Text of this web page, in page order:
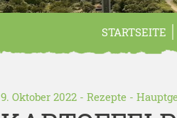
STARTSEITE
9. Oktober 2022 - Rezepte -